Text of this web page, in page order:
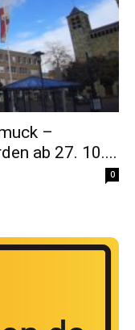
–
ab 27. 10....
0